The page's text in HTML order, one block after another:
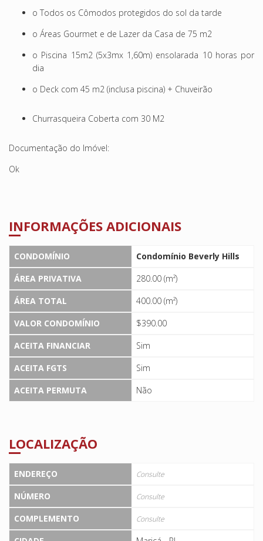
o Todos os Cômodos protegidos do sol da tarde
o Áreas Gourmet e de Lazer da Casa de 75 m2
o Piscina 15m2 (5x3mx 1,60m) ensolarada 10 horas por
dia
o Deck com 45 m2 (inclusa piscina) + Chuveirão
Churrasqueira Coberta com 30 M2
Documentação do Imóvel:
Ok
INFORMAÇÕES ADICIONAIS
CONDOMÍNIO
Condomínio Beverly Hills
ÁREA PRIVATIVA
280.00 (m²)
ÁREA TOTAL
400.00 (m²)
VALOR CONDOMÍNIO
$390.00
ACEITA FINANCIAR
Sim
ACEITA FGTS
Sim
ACEITA PERMUTA
Não
LOCALIZAÇÃO
ENDEREÇO Consulte
NÚMERO Consulte
COMPLEMENTO Consulte